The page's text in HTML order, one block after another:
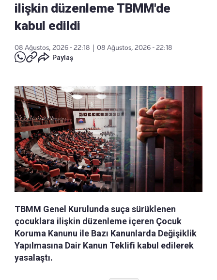
ilişkin düzenleme TBMM'de
kabul edildi
08 Ağustos, 2026 - 22:18
08 Ağustos, 2026 - 22:18
Paylaş
TBMM Genel Kurulunda suça sürüklenen
çocuklara ilişkin düzenleme içeren Çocuk
Koruma Kanunu ile Bazı Kanunlarda Değişiklik
Yapılmasına Dair Kanun Teklifi kabul edilerek
yasalaştı.